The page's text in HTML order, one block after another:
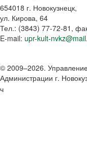
654018 г. Новокузнецк,
ул. Кирова, 64
Тел.: (3843) 77-72-81 ,
E-mail: upr-kult-
© 2009–2026.
Администрации г.
ч